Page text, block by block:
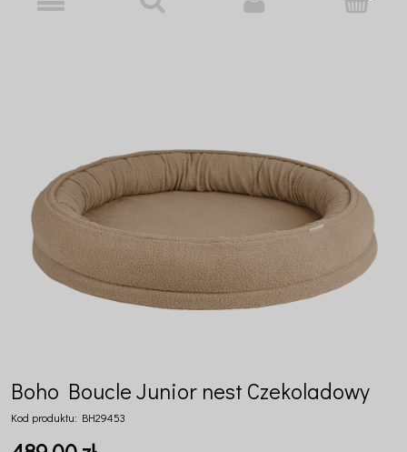
Boho Boucle Junior nest Czekoladowy
Kod produktu: BH29453